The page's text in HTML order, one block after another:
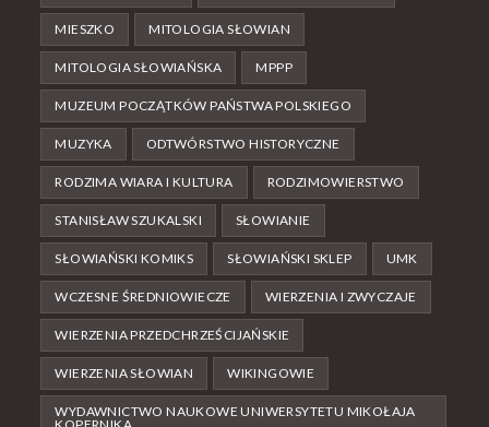
MIESZKO MITOLOGIA SŁOWIAN
MITOLOGIA SŁOWIAŃSKA MPPP
MUZEUM POCZĄTKÓW PAŃSTWA POLSKIEGO
MUZYKA ODTWÓRSTWO HISTORYCZNE
RODZIMA WIARA I KULTURA RODZIMOWIERSTWO
STANISŁAW SZUKALSKI SŁOWIANIE
SŁOWIAŃSKI KOMIKS SŁOWIAŃSKI SKLEP UMK
WCZESNE ŚREDNIOWIECZE WIERZENIA I ZWYCZAJE
WIERZENIA PRZEDCHRZEŚCIJAŃSKIE
WIERZENIA SŁOWIAN WIKINGOWIE
WYDAWNICTWO NAUKOWE UNIWERSYTETU MIKOŁAJA